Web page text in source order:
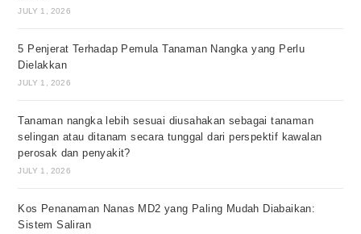
JULY 1, 2026
5 Penjerat Terhadap Pemula Tanaman Nangka yang Perlu
Dielakkan
JULY 1, 2026
Tanaman nangka lebih sesuai diusahakan sebagai tanaman
selingan atau ditanam secara tunggal dari perspektif kawalan
perosak dan penyakit?
JULY 1, 2026
Kos Penanaman Nanas MD2 yang Paling Mudah Diabaikan:
Sistem Saliran